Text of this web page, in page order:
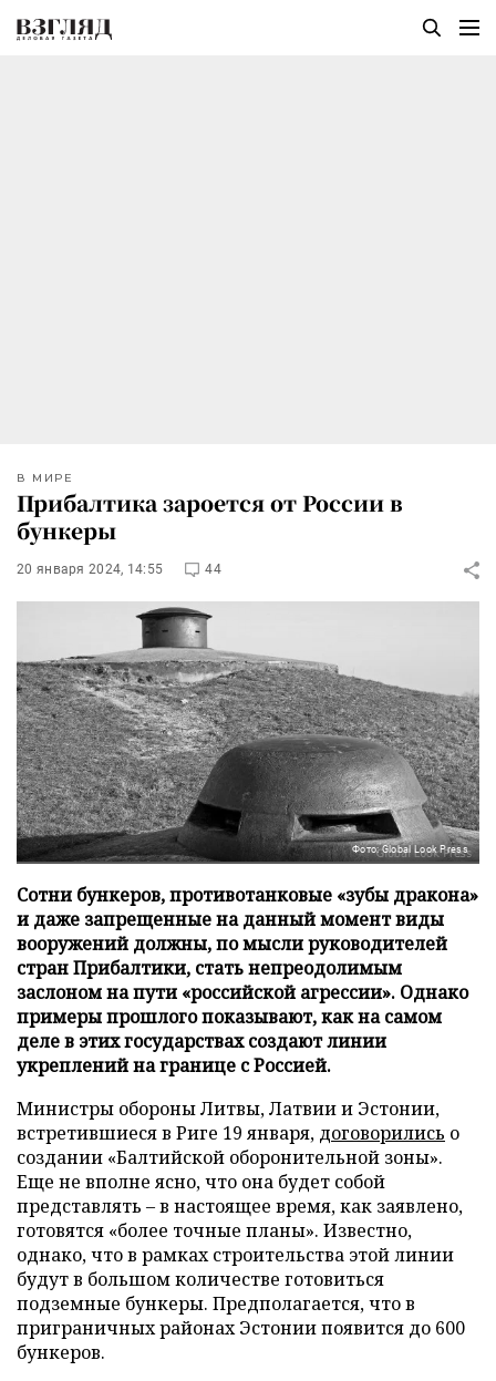
В МИРЕ
Прибалтика зароется от России в
бункеры
20 января 2024, 14:55 44
Фото: Global Look Press
Сотни бункеров, противотанковые «зубы дракона»
и даже запрещенные на данный момент виды
вооружений должны, по мысли руководителей
стран Прибалтики, стать непреодолимым
заслоном на пути «российской агрессии». Однако
примеры прошлого показывают, как на самом
деле в этих государствах создают линии
укреплений на границе с Россией.
Министры обороны Литвы, Латвии и Эстонии,
встретившиеся в Риге 19 января, договорились о
создании «Балтийской оборонительной зоны».
Еще не вполне ясно, что она будет собой
представлять – в настоящее время, как заявлено,
готовятся «более точные планы». Известно,
однако, что в рамках строительства этой линии
будут в большом количестве готовиться
подземные бункеры. Предполагается, что в
приграничных районах Эстонии появится до 600
бункеров.